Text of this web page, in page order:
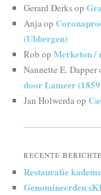
Gerard Derksop
Anjaop
(Ubbergen)
Rob opMerketon /
Nannette E. Dapper
door Lameer
Jan Holwerdaop
RECENTE
Restauratie
Genomineerden